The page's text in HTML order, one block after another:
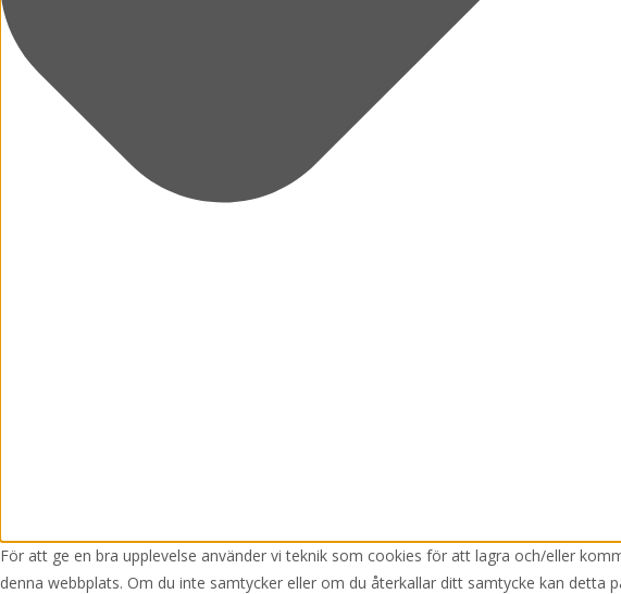
För att ge en bra upplevelse använder vi teknik som cookies för att lagra och/eller
denna webbplats. Om du inte samtycker eller om du återkallar ditt samtycke kan detta